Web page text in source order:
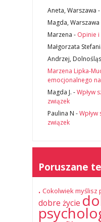
Aneta, Warszawa -
Magda, Warszawa
Marzena - Opinie
Małgorzata
Andrzej,
Marzena Lipka-
emocjonalnego
Magda J. -Wpływ
związek
Paulina N -
związek
Poruszane
. Cokolwiek myślisz
dobre życie